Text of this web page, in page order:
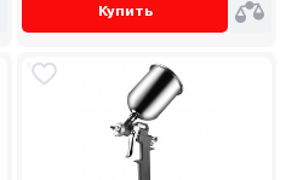
Купить